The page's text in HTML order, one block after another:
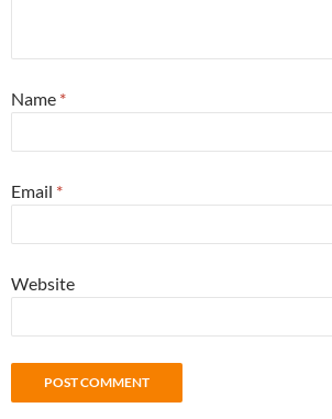
Name *
Email *
Website